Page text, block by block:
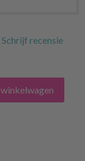
Schrijf recensie